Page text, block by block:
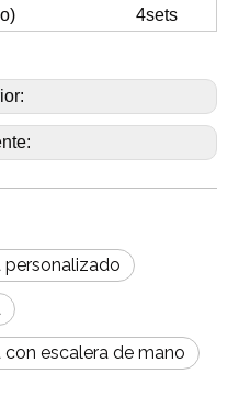
4sets
escalera de mano